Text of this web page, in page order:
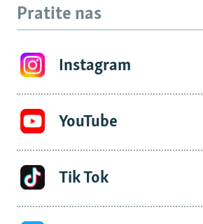
Pratite nas
Instagram
YouTube
Tik Tok